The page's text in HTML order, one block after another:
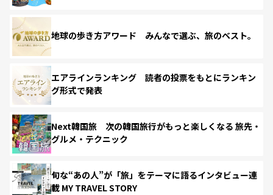
地球の歩き方アワード みんなで選ぶ、旅のベスト。
エアラインランキング 読者の投票をもとにランキン
グ形式で発表
Next韓国旅 次の韓国旅行がもっと楽しくなる 旅先・
グルメ・テクニック
旬な“あの人”が「旅」をテーマに語るインタビュー連
載 MY TRAVEL STORY